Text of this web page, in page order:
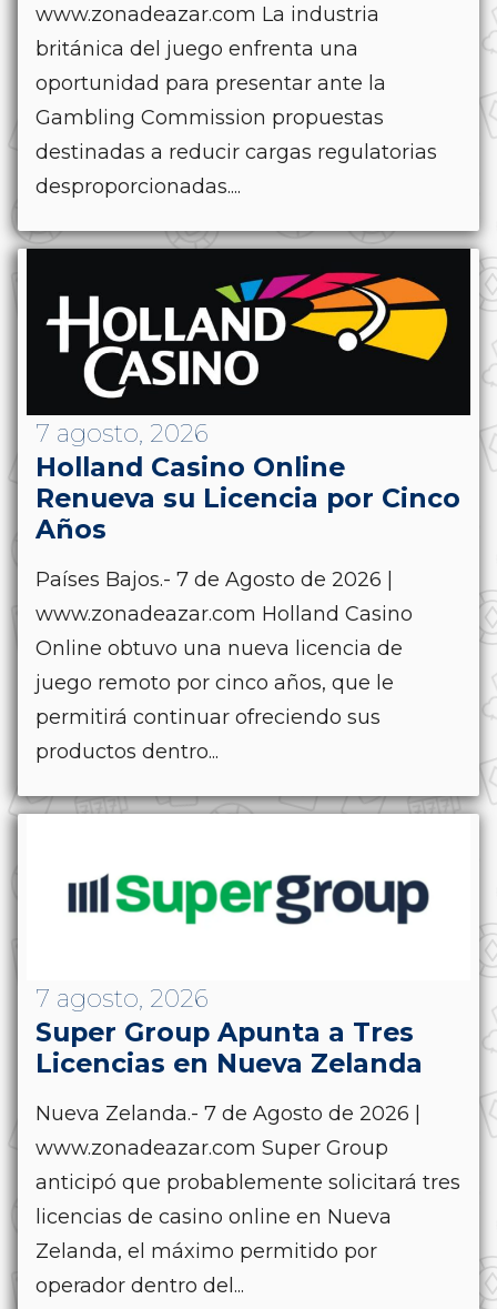
www.zonadeazar.com La industria
británica del juego enfrenta una
oportunidad para presentar ante la
Gambling Commission propuestas
destinadas a reducir cargas regulatorias
desproporcionadas....
7 agosto, 2026
Holland Casino Online
Renueva su Licencia por Cinco
Años
Países Bajos.- 7 de Agosto de 2026 |
www.zonadeazar.com Holland Casino
Online obtuvo una nueva licencia de
juego remoto por cinco años, que le
permitirá continuar ofreciendo sus
productos dentro...
7 agosto, 2026
Super Group Apunta a Tres
Licencias en Nueva Zelanda
Nueva Zelanda.- 7 de Agosto de 2026 |
www.zonadeazar.com Super Group
anticipó que probablemente solicitará tres
licencias de casino online en Nueva
Zelanda, el máximo permitido por
operador dentro del...